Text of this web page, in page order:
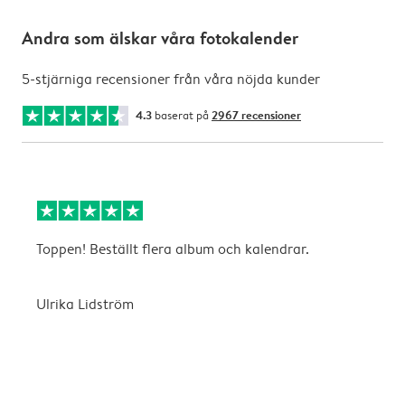
Andra som älskar våra fotokalender
5-stjärniga recensioner från våra nöjda kunder
4.3 baserat på 2967 recensioner
Toppen! Beställt flera album och kalendrar.
Ulrika Lidström